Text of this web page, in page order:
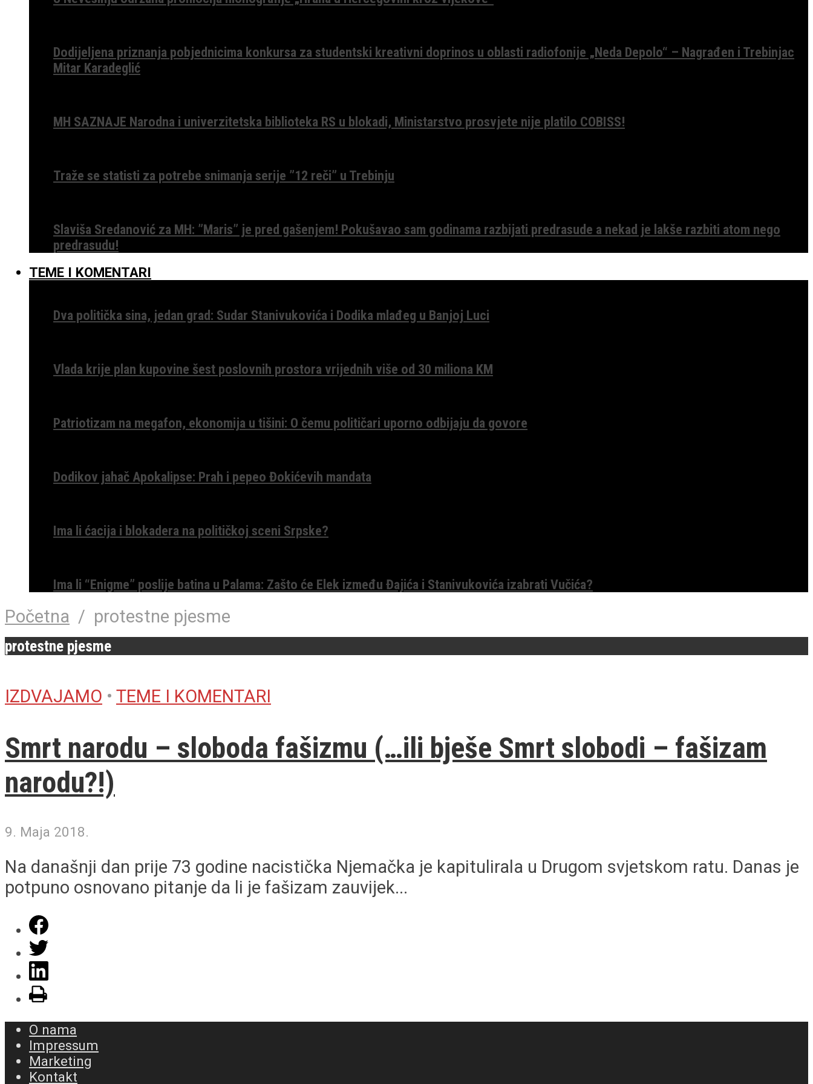
Dodijeljena priznanja pobjednicima konkursa za studentski kreativni doprinos u oblasti radiofonije „Neda Depolo“ – Nagrađen i Trebinjac
Mitar Karadeglić
MH SAZNAJE Narodna i univerzitetska biblioteka RS u blokadi, Ministarstvo prosvjete nije platilo COBISS!
Traže se statisti za potrebe snimanja serije ”12 reči” u Trebinju
Slaviša Sredanović za MH: ”Maris” je pred gašenjem! Pokušavao sam godinama razbijati predrasude a nekad je lakše razbiti atom nego
predrasudu!
TEME I KOMENTARI
Dva politička sina, jedan grad: Sudar Stanivukovića i Dodika mlađeg u Banjoj Luci
Vlada krije plan kupovine šest poslovnih prostora vrijednih više od 30 miliona KM
Patriotizam na megafon, ekonomija u tišini: O čemu političari uporno odbijaju da govore
Dodikov jahač Apokalipse: Prah i pepeo Đokićevih mandata
Ima li ćacija i blokadera na političkoj sceni Srpske?
Ima li “Enigme” poslije batina u Palama: Zašto će Elek između Đajića i Stanivukovića izabrati Vučića?
Početna / protestne pjesme
protestne pjesme
IZDVAJAMO • TEME I KOMENTARI
Smrt narodu – sloboda fašizmu (…ili bješe Smrt slobodi – fašizam
narodu?!)
9. Maja 2018.
Na današnji dan prije 73 godine nacistička Njemačka je kapitulirala u Drugom svjetskom ratu. Danas je
potpuno osnovano pitanje da li je fašizam zauvijek...
O nama
Impressum
Marketing
Kontakt